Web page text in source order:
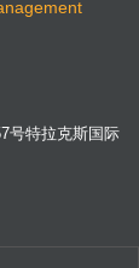
号特拉克斯国际